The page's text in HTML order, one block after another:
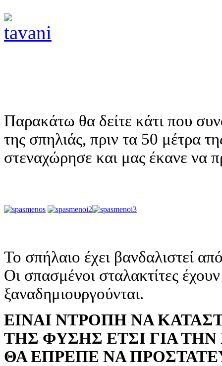
Παρακάτω θα δείτε κάτι που
της σπηλιάς, πριν τα 50 μέτρα
στεναχώρησε και μας έκανε να
Το σπήλαιο έχει βανδαλιστεί
Οι σπασμένοι σταλακτίτες
ξαναδημιουργούνται.
ΕΙΝΑΙ ΝΤΡΟΠΗ ΝΑ
ΤΗΣ ΦΥΣΗΣ ΕΤΣΙ ΓΙΑ
ΘΑ ΕΠΡΕΠΕ ΝΑ